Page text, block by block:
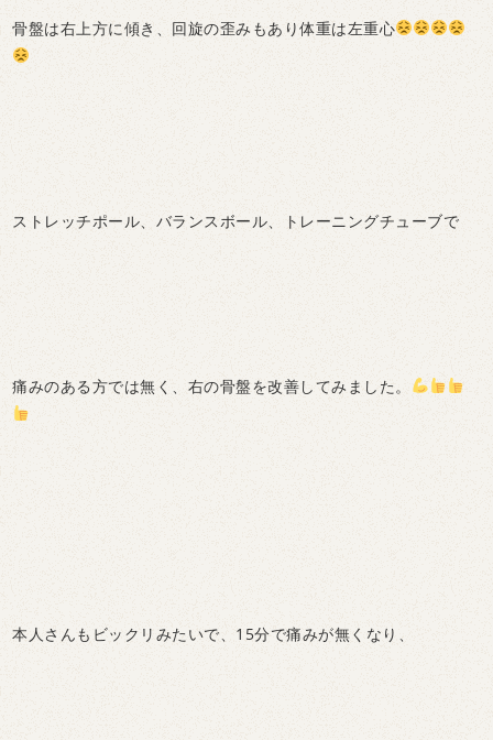
骨盤は右上方に傾き、回旋の歪みもあり体重は左重心
ストレッチポール、バランスボール、トレーニングチューブで
痛みのある方では無く、右の骨盤を改善してみました。
本人さんもビックリみたいで、15分で痛みが無くなり、